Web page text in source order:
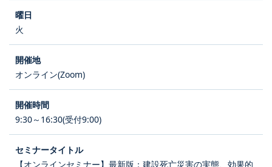
火
オンライン(Zoom)
9:30～16:30(受付9:00)
【オンラインセミナー】最新版：建設死亡災害の実態、効果的